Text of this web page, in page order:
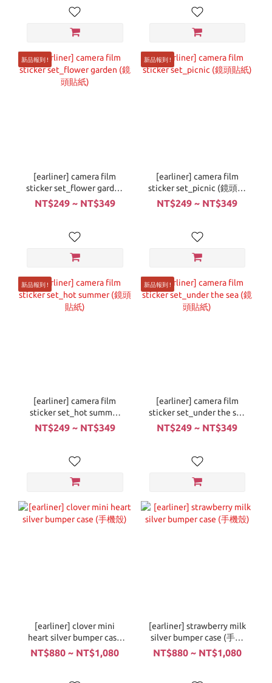
新品報到 !
[earliner] camera film
sticker set_flower garden
(鏡頭貼紙)
NT$249 ~ NT$349
新品報到 !
[earliner] camera film
sticker set_picnic (鏡頭貼
紙)
NT$249 ~ NT$349
新品報到 !
[earliner] camera film
sticker set_hot summer
(鏡頭貼紙)
NT$249 ~ NT$349
新品報到 !
[earliner] camera film
sticker set_under the sea
(鏡頭貼紙)
NT$249 ~ NT$349
[earliner] clover mini
heart silver bumper case
(手機殼)
NT$880 ~ NT$1,080
[earliner] strawberry milk
silver bumper case (手機
殼)
NT$880 ~ NT$1,080